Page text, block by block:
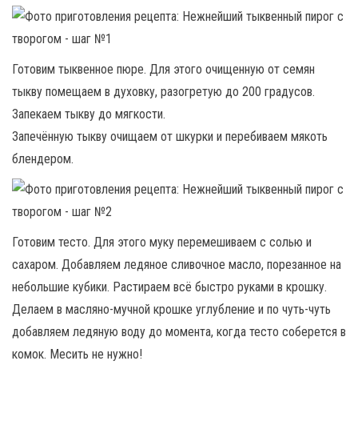
Готовим тыквенное пюре. Для этого очищенную от семян
тыкву помещаем в духовку, разогретую до 200 градусов.
Запекаем тыкву до мягкости.
Запечённую тыкву очищаем от шкурки и перебиваем мякоть
блендером.
Готовим тесто. Для этого муку перемешиваем с солью и
сахаром. Добавляем ледяное сливочное масло, порезанное на
небольшие кубики. Растираем всё быстро руками в крошку.
Делаем в масляно-мучной крошке углубление и по чуть-чуть
добавляем ледяную воду до момента, когда тесто соберется в
комок. Месить не нужно!